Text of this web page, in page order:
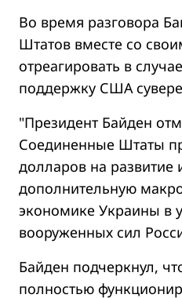
Во время разговора
Штатов вместе со
отреагировать в
поддержку США
"Президент Байден
Соединенные Штаты
долларов на
дополнительную
экономике Украины в
вооруженных сил
Байден подчеркнул,
полностью